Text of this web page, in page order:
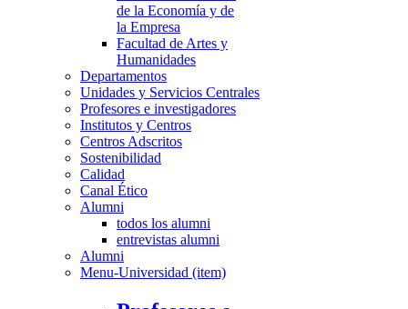
de la Economía y de
la Empresa
Facultad de Artes y
Humanidades
Departamentos
Unidades y Servicios Centrales
Profesores e investigadores
Institutos y Centros
Centros Adscritos
Sostenibilidad
Calidad
Canal Ético
Alumni
todos los alumni
entrevistas alumni
Alumni
Menu-Universidad (item)